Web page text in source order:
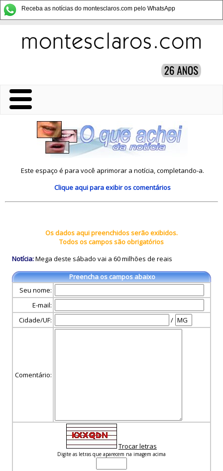
Receba as notícias do montesclaros.com pelo WhatsApp
Este espaço é para você aprimorar a notícia, completando-a.
Clique aquipara exibir os comentários
Os dados aqui preenchidos serão exibidos.
Todos os campos são obrigatórios
Notícia:Mega deste sábado vai a 60 milhões de reais
Preencha os campos abaixo
Seu nome:
E-mail:
Cidade/UF:
/
Comentário:
Trocar letras
Digite as letras que aparecem na imagem acima